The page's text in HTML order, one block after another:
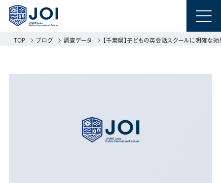
TOP ブログ 調査データ 【千葉県】子どもの英会話スクールに明確な